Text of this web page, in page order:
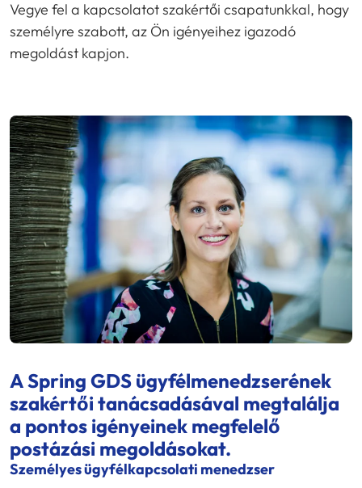
Vegye fel a kapcsolatot szakértői csapatunkkal, hogy
személyre szabott, az Ön igényeihez igazodó
megoldást kapjon.
ASpring GDS ügyfélmenedzserének
szakértői tanácsadásával megtalálja
a pontos igényeinek megfelelő
postázási megoldásokat.
Személyes ügyfélkapcsolati menedzser